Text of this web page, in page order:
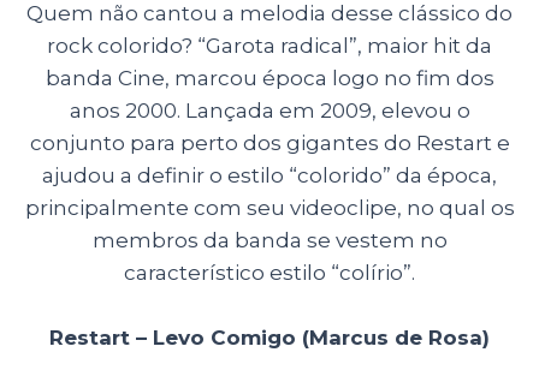
Quem não cantou a melodia desse clássico do
rock colorido? “Garota radical”, maior hit da
banda Cine, marcou época logo no fim dos
anos 2000. Lançada em 2009, elevou o
conjunto para perto dos gigantes do Restart e
ajudou a definir o estilo “colorido” da época,
principalmente com seu videoclipe, no qual os
membros da banda se vestem no
característico estilo “colírio”.
Restart – Levo Comigo (Marcus de Rosa)